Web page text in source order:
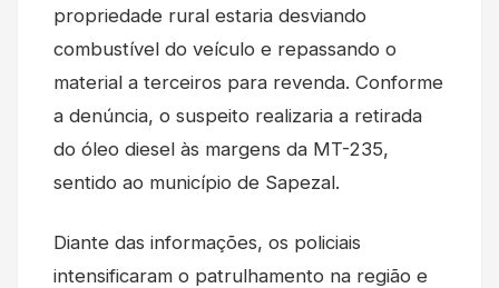
propriedade rural estaria desviando
combustível do veículo e repassando o
material a terceiros para revenda. Conforme
a denúncia, o suspeito realizaria a retirada
do óleo diesel às margens da MT-235,
sentido ao município de Sapezal.
Diante das informações, os policiais
intensificaram o patrulhamento na região e